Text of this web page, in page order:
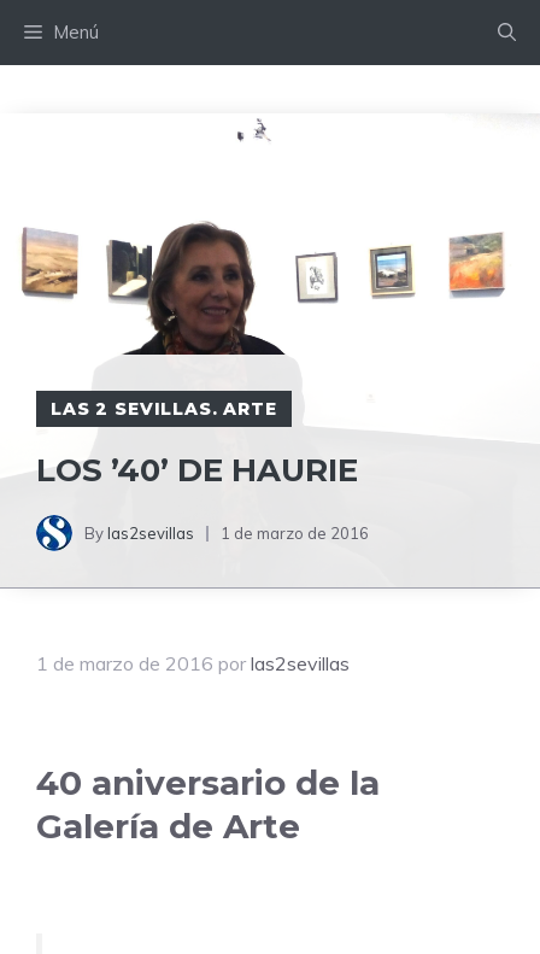
Menú
LAS 2 SEVILLAS. ARTE
LOS ’40’ DE HAURIE
By las2sevillas 1 de marzo de 2016
1 de marzo de 2016 por las2sevillas
40 aniversario de la
Galería de Arte